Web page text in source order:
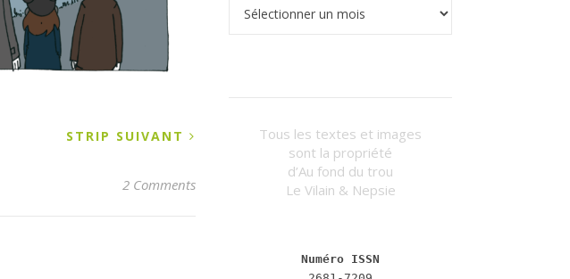
STRIP SUIVANT
2 Comments
Tous les textes et images
sont la propriété
d’Au fond du trou
Le Vilain & Nepsie
Numéro ISSN